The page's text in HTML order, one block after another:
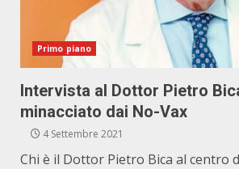
Primo piano
Intervista al Dottor Pietro
minacciato dai No-Vax
4 Settembre 2021
Chi è il Dottor Pietro Bica al centro